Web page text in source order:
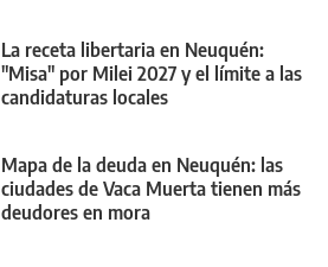
La receta libertaria en Neuquén:
"Misa" por Milei 2027 y el límite a las
candidaturas locales
Mapa de la deuda en Neuquén: las
ciudades de Vaca Muerta tienen más
deudores en mora